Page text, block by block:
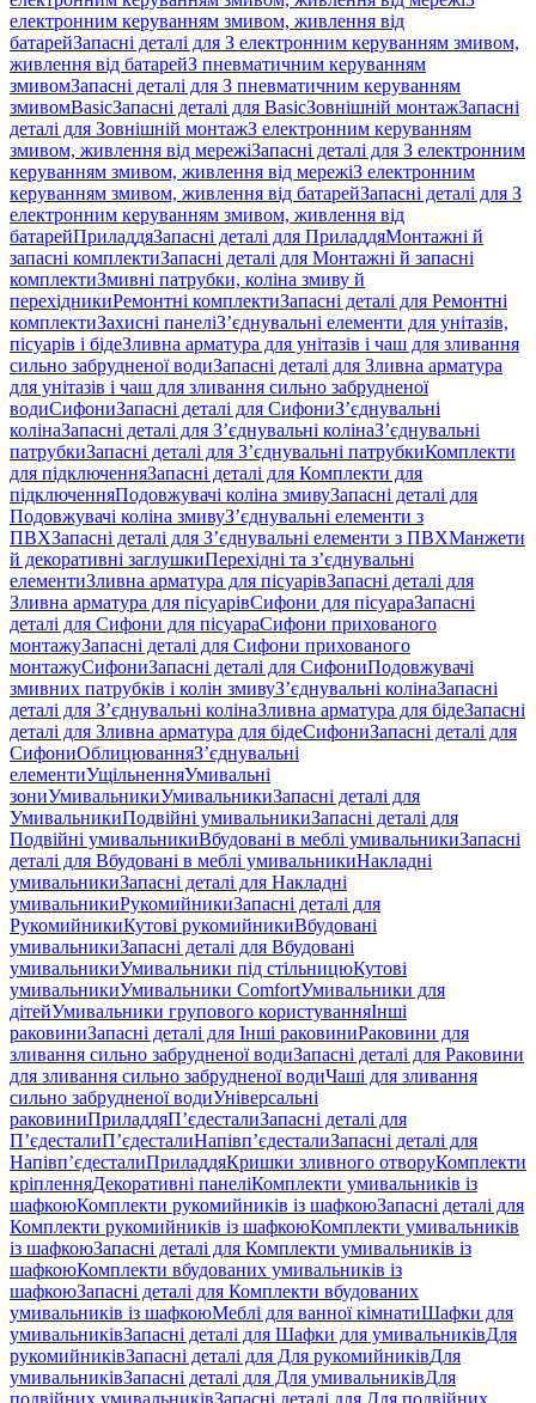
електронним керуванням змивом, живлення від
батарейЗапасні деталі для З електронним керуванням змивом,
живлення від батарейЗ пневматичним керуванням
змивомЗапасні деталі для З пневматичним керуванням
змивомBasicЗапасні деталі для BasicЗовнішній монтажЗапасні
деталі для Зовнішній монтажЗ електронним керуванням
змивом, живлення від мережіЗапасні деталі для З електронним
керуванням змивом, живлення від мережіЗ електронним
керуванням змивом, живлення від батарейЗапасні деталі для З
електронним керуванням змивом, живлення від
батарейПриладдяЗапасні деталі для ПриладдяМонтажні й
запасні комплектиЗапасні деталі для Монтажні й запасні
комплектиЗмивні патрубки, коліна змиву й
перехідникиРемонтні комплектиЗапасні деталі для Ремонтні
комплектиЗахисні панеліЗ’єднувальні елементи для унітазів,
пісуарів і бідеЗливна арматура для унітазів і чаш для зливання
сильно забрудненої водиЗапасні деталі для Зливна арматура
для унітазів і чаш для зливання сильно забрудненої
водиСифониЗапасні деталі для СифониЗ’єднувальні
колінаЗапасні деталі для З’єднувальні колінаЗ’єднувальні
патрубкиЗапасні деталі для З’єднувальні патрубкиКомплекти
для підключенняЗапасні деталі для Комплекти для
підключенняПодовжувачі коліна змивуЗапасні деталі для
Подовжувачі коліна змивуЗ’єднувальні елементи з
ПВХЗапасні деталі для З’єднувальні елементи з ПВХМанжети
й декоративні заглушкиПерехідні та з’єднувальні
елементиЗливна арматура для пісуарівЗапасні деталі для
Зливна арматура для пісуарівСифони для пісуараЗапасні
деталі для Сифони для пісуараСифони прихованого
монтажуЗапасні деталі для Сифони прихованого
монтажуСифониЗапасні деталі для СифониПодовжувачі
змивних патрубків і колін змивуЗ’єднувальні колінаЗапасні
деталі для З’єднувальні колінаЗливна арматура для бідеЗапасні
деталі для Зливна арматура для бідеСифониЗапасні деталі для
СифониОблицюванняЗ’єднувальні
елементиУщільненняУмивальні
зониУмивальникиУмивальникиЗапасні деталі для
УмивальникиПодвійні умивальникиЗапасні деталі для
Подвійні умивальникиВбудовані в меблі умивальникиЗапасні
деталі для Вбудовані в меблі умивальникиНакладні
умивальникиЗапасні деталі для Накладні
умивальникиРукомийникиЗапасні деталі для
РукомийникиКутові рукомийникиВбудовані
умивальникиЗапасні деталі для Вбудовані
умивальникиУмивальники під стільницюКутові
умивальникиУмивальники ComfortУмивальники для
дітейУмивальники групового користуванняІнші
раковиниЗапасні деталі для Інші раковиниРаковини для
зливання сильно забрудненої водиЗапасні деталі для Раковини
для зливання сильно забрудненої водиЧаші для зливання
сильно забрудненої водиУніверсальні
раковиниПриладдяП’єдесталиЗапасні деталі для
П’єдесталиП’єдесталиНапівп’єдесталиЗапасні деталі для
Напівп’єдесталиПриладдяКришки зливного отворуКомплекти
кріпленняДекоративні панеліКомплекти умивальників із
шафкоюКомплекти рукомийників із шафкоюЗапасні деталі для
Комплекти рукомийників із шафкоюКомплекти умивальників
із шафкоюЗапасні деталі для Комплекти умивальників із
шафкоюКомплекти вбудованих умивальників із
шафкоюЗапасні деталі для Комплекти вбудованих
умивальників із шафкоюМеблі для ванної кімнатиШафки для
умивальниківЗапасні деталі для Шафки для умивальниківДля
рукомийниківЗапасні деталі для Для рукомийниківДля
умивальниківЗапасні деталі для Для умивальниківДля
подвійних умивальниківЗапасні деталі для Для подвійних